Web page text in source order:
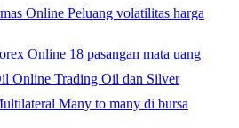
Online Peluang volatilitas harga
Online 18 pasangan mata uang
Online Trading Oil dan Silver
Many to many di bursa